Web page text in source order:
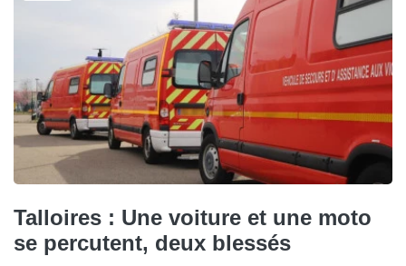
Talloires : Une voiture et une moto
se percutent, deux blessés